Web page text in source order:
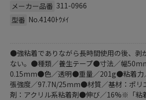
メーカー品番 311-0966
型番 No.4140ﾄｳﾒｲ
●強粘着でありながら長時間使用の後、剥
ない。●種類／養生テープ●寸法／幅
0.15mm●色／透明●重量／201g●粘着
張強度／97.7N/25mm●材質／基材：ポリ
剤：アクリル系粘着剤●伸び／16%※「粘